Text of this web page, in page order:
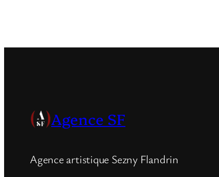
Agence SF
Agence artistique Sezny Flandrin